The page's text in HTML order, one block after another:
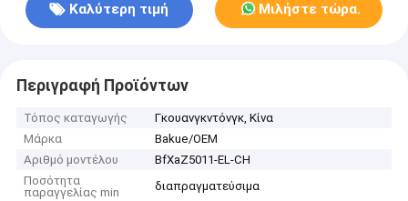
Καλύτερη τιμή Μιλήστε τώρα.
Περιγραφή Προϊόντων
Τόπος καταγωγής
Γκουανγκντόνγκ, Κίνα
Μάρκα
Bakue/OEM
Αριθμό μοντέλου
BfXaZ5011-EL-CH
Ποσότητα
παραγγελίας min
διαπραγματεύσιμα